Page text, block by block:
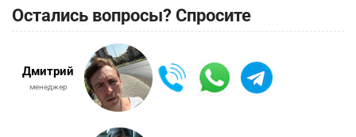
Остались вопросы? Спросите
Дмитрий
менеджер